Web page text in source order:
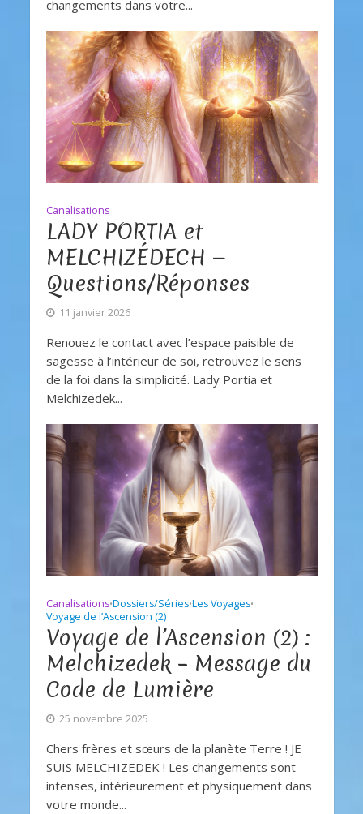
changements dans votre...
Canalisations
LADY PORTIA et
MELCHIZÉDECH —
Questions/Réponses
11 janvier 2026
Renouez le contact avec l’espace paisible de
sagesse à l’intérieur de soi, retrouvez le sens
de la foi dans la simplicité. Lady Portia et
Melchizedek...
Canalisations•Dossiers/Séries•Les Voyages•
Voyage de l’Ascension (2)
Voyage de l’Ascension (2) :
Melchizedek – Message du
Code de Lumière
25 novembre 2025
Chers frères et sœurs de la planète Terre ! JE
SUIS MELCHIZEDEK ! Les changements sont
intenses, intérieurement et physiquement dans
votre monde...